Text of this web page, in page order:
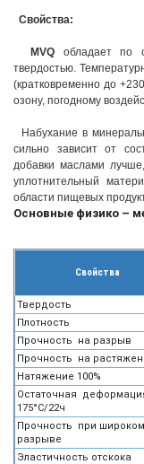
Свойства:
MVQ обладает по
твердостью.
(кратковременно до
озону, погодному
Набухание в
сильно зависит от
добавки маслами
уплотнительный
области пищевых
Основные физико –
Свойства
Твердость
Плотность
Прочность на разрыв
Прочность на
Натяжение 100%
Остаточная
175°С/22ч
Прочность при широком
разрыве
Эластичность отскока